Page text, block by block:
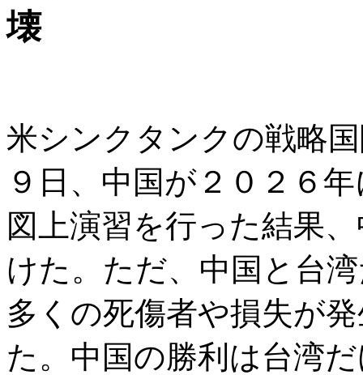
壊
米シンクタンクの戦略
９日、中国が２０２６
図上演習を行った結果
けた。ただ、中国と台
多くの死傷者や損失が
た。中国の勝利は台湾